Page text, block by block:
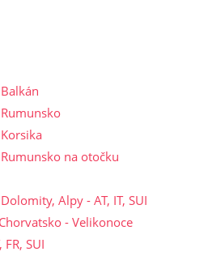
na otočku
Alpy - AT, IT, SUI
- Velikonoce
SUI